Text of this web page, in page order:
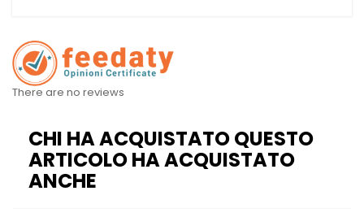
There are no reviews
CHI HA ACQUISTATO QUESTO
ARTICOLO HA ACQUISTATO
ANCHE